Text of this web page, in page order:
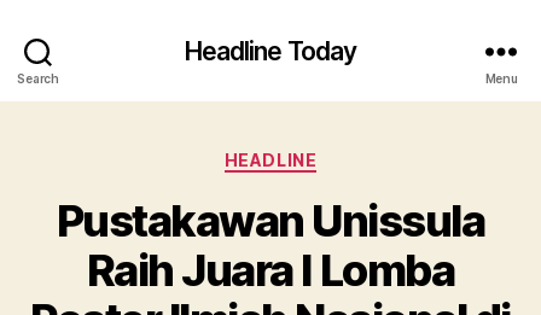
Search
Headline Today
Menu
Categories
HEADLINE
Pustakawan Unissula
Raih Juara I Lomba